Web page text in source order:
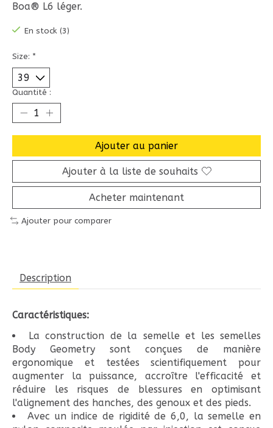
Boa® L6 léger.
En stock (3)
Size: *
Quantité :
Ajouter au panier
Ajouter à la liste de souhaits
Acheter maintenant
Ajouter pour comparer
Description
Caractéristiques:
La construction de la semelle et les semelles
Body Geometry sont conçues de manière
ergonomique et testées scientifiquement pour
augmenter la puissance, accroître l'efficacité et
réduire les risques de blessures en optimisant
l'alignement des hanches, des genoux et des pieds.
Avec un indice de rigidité de 6,0, la semelle en